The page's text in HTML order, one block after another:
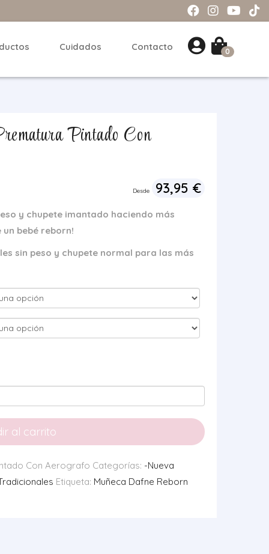
0
Cuidados Contacto
Pintado Con
Desde 93,95 €
y chupete imantado haciendo más
bebé reborn!
sin peso y chupete normal para las más
al carrito
Con Aerografo Categorías: -Nueva
Etiqueta: Muñeca Dafne Reborn